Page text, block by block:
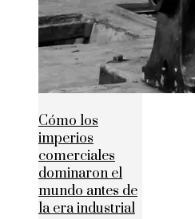
Cómo los
imperios
comerciales
dominaron el
mundo antes de
la era industrial